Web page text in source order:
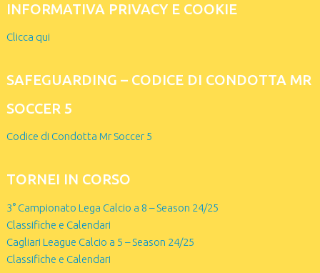
INFORMATIVA PRIVACY E COOKIE
Clicca qui
SAFEGUARDING – CODICE DI CONDOTTA MR
SOCCER 5
Codice di Condotta Mr Soccer 5
TORNEI IN CORSO
3° Campionato Lega Calcio a 8 – Season 24/25
Classifiche e Calendari
Cagliari League Calcio a 5 – Season 24/25
Classifiche e Calendari